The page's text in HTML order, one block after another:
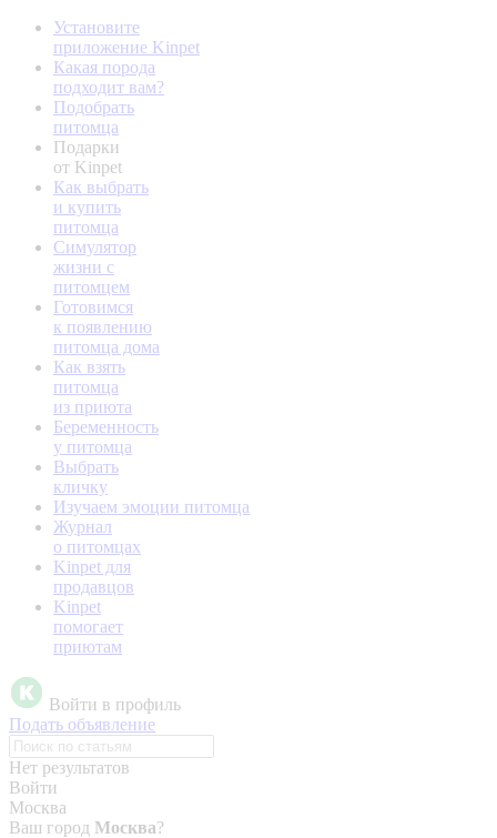
Установите
приложение Kinpet
Какая порода
подходит вам?
Подобрать
питомца
Подарки
от Kinpet
Как выбрать
и купить
питомца
Симулятор
жизни с
питомцем
Готовимся
к появлению
питомца дома
Как взять
питомца
из приюта
Беременность
у питомца
Выбрать
кличку
Изучаем эмоции питомца
Журнал
о питомцах
Kinpet для
продавцов
Kinpet
помогает
приютам
Войти в профиль
Подать объявление
Нет результатов
Войти
Москва
Ваш город Москва?